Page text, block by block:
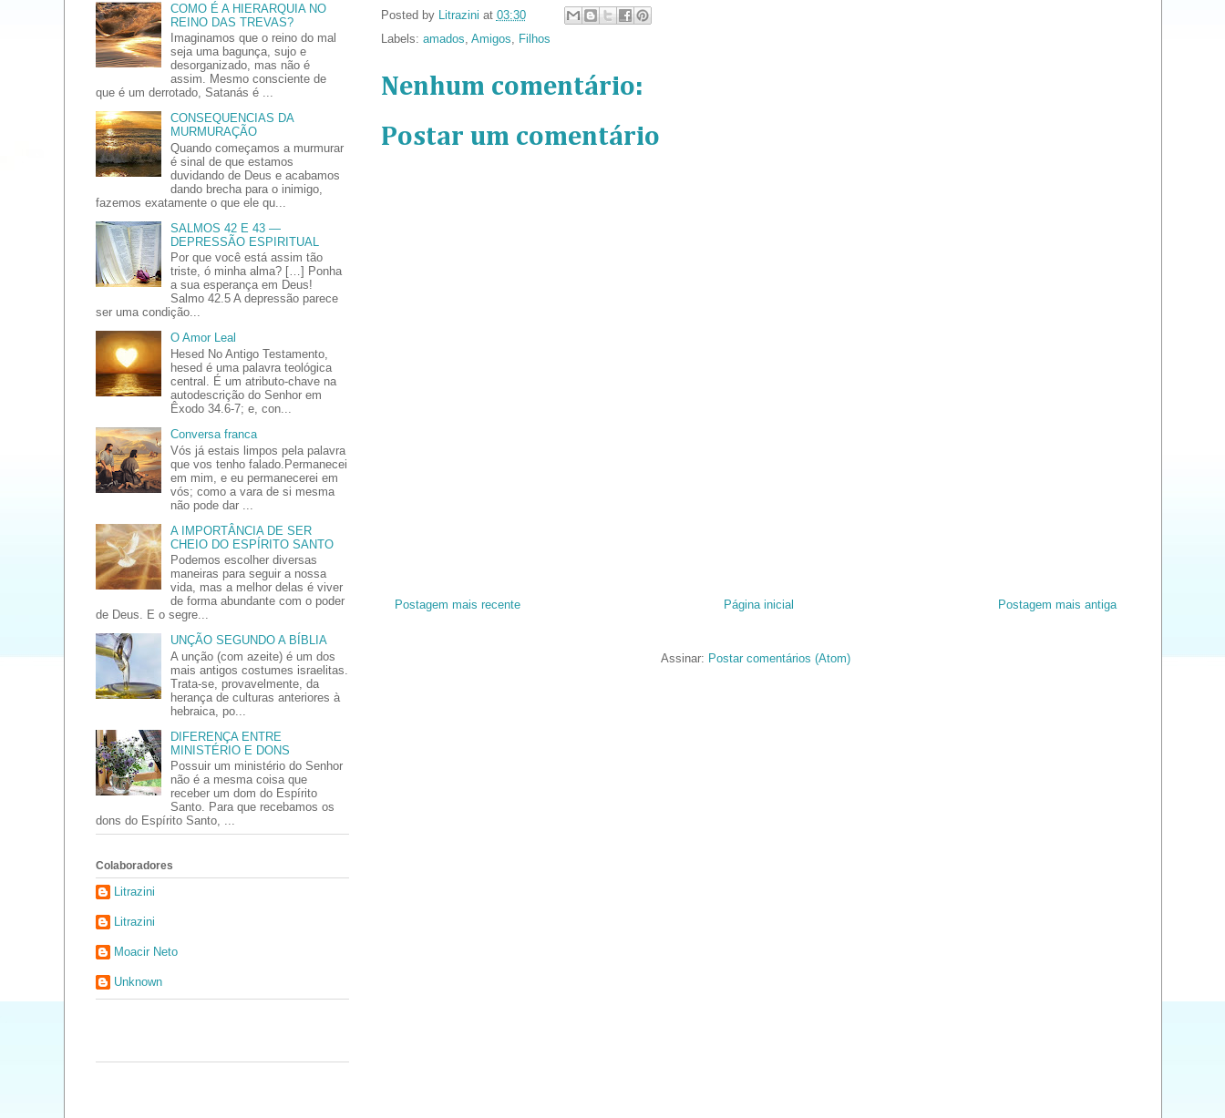
Posted by Litrazini at 03:30
Labels: amados, Amigos, Filhos
Nenhum comentário:
Postar um comentário
Postagem mais recente Postagem mais antiga
Página inicial
Assinar: Postar comentários (Atom)
COMO É A HIERARQUIA NO
REINO DAS TREVAS?
Imaginamos que o reino do mal
seja uma bagunça, sujo e
desorganizado, mas não é
assim. Mesmo consciente de
que é um derrotado, Satanás é ...
CONSEQUENCIAS DA
MURMURAÇÃO
Quando começamos a murmurar
é sinal de que estamos
duvidando de Deus e acabamos
dando brecha para o inimigo,
fazemos exatamente o que ele qu...
SALMOS 42 E 43 —
DEPRESSÃO ESPIRITUAL
Por que você está assim tão
triste, ó minha alma? […] Ponha
a sua esperança em Deus!
Salmo 42.5 A depressão parece
ser uma condição...
O Amor Leal
Hesed No Antigo Testamento,
hesed é uma palavra teológica
central. É um atributo-chave na
autodescrição do Senhor em
Êxodo 34.6-7; e, con...
Conversa franca
Vós já estais limpos pela palavra
que vos tenho falado.Permanecei
em mim, e eu permanecerei em
vós; como a vara de si mesma
não pode dar ...
A IMPORTÂNCIA DE SER
CHEIO DO ESPÍRITO SANTO
Podemos escolher diversas
maneiras para seguir a nossa
vida, mas a melhor delas é viver
de forma abundante com o poder
de Deus. E o segre...
UNÇÃO SEGUNDO A BÍBLIA
A unção (com azeite) é um dos
mais antigos costumes israelitas.
Trata-se, provavelmente, da
herança de culturas anteriores à
hebraica, po...
DIFERENÇA ENTRE
MINISTÉRIO E DONS
Possuir um ministério do Senhor
não é a mesma coisa que
receber um dom do Espírito
Santo. Para que recebamos os
dons do Espírito Santo, ...
Colaboradores
Litrazini
Litrazini
Moacir Neto
Unknown